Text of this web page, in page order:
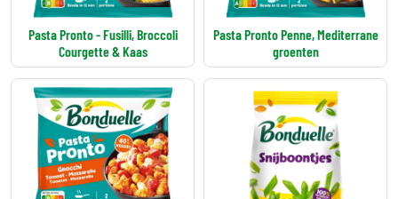
Pasta Pronto - Fusilli, Broccoli
Courgette & Kaas
Pasta Pronto Penne, Mediterrane
groenten